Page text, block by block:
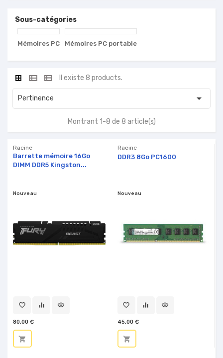
Sous-catégories
Mémoires PC Mémoires PC portable
Il existe 8 products.
Pertinence 
Montrant 1-8 de 8 article(s)
Racine
Barrette mémoire 16Go
DIMM DDR5 Kingston...
Nouveau
favorite_border equalizer visibility
80,00 €
shopping_cart
Racine
DDR3 8Go PC1600
Nouveau
favorite_border equalizer visibility
45,00 €
shopping_cart